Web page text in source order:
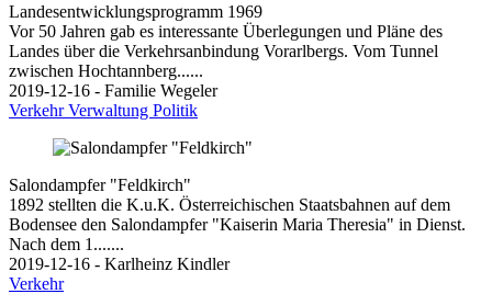
Landesentwicklungsprogramm 1969
Vor 50 Jahren gab es interessante Überlegungen und Pläne des
Landes über die Verkehrsanbindung Vorarlbergs. Vom Tunnel
zwischen Hochtannberg......
2019-12-16 - Familie Wegeler
VerkehrVerwaltung Politik
Salondampfer "Feldkirch"
1892 stellten die K.u.K. Österreichischen Staatsbahnen auf dem
Bodensee den Salondampfer "Kaiserin Maria Theresia" in Dienst.
Nach dem 1.......
2019-12-16 - Karlheinz Kindler
Verkehr